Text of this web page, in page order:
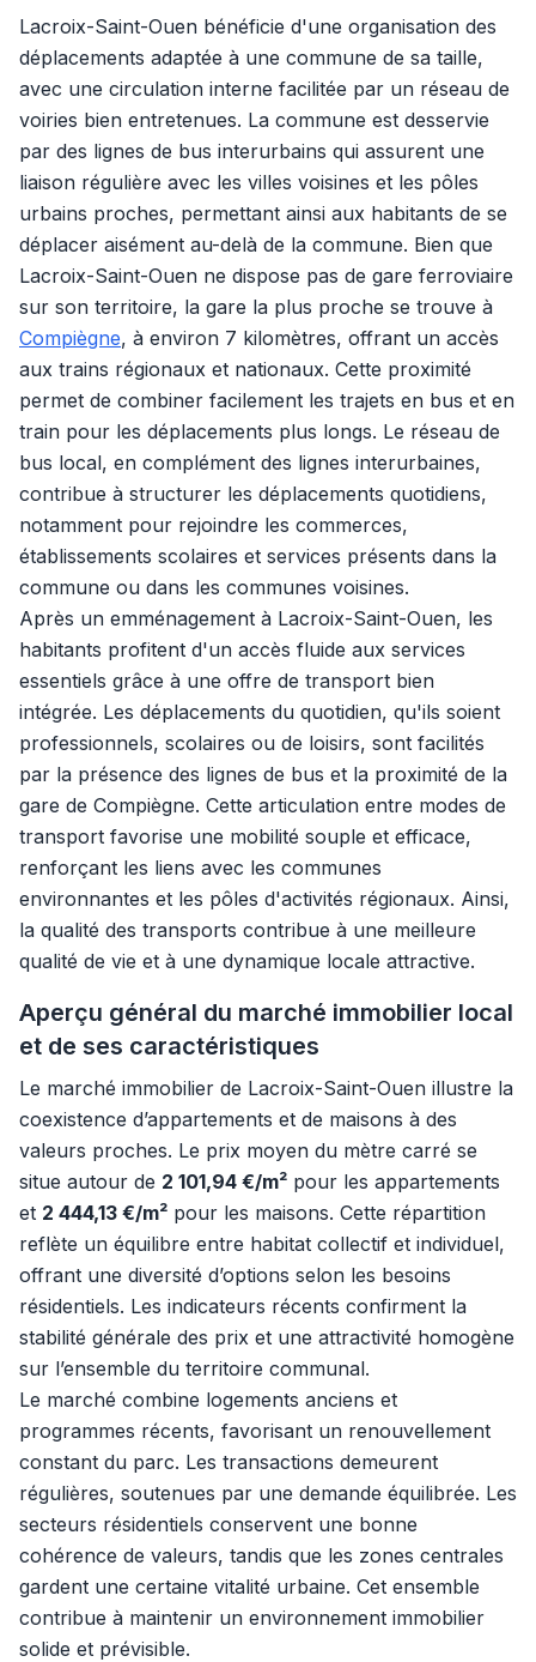
Lacroix-Saint-Ouen bénéficie d'une organisation des
déplacements adaptée à une commune de sa taille,
avec une circulation interne facilitée par un réseau de
voiries bien entretenues. La commune est desservie
par des lignes de bus interurbains qui assurent une
liaison régulière avec les villes voisines et les pôles
urbains proches, permettant ainsi aux habitants de se
déplacer aisément au-delà de la commune. Bien que
Lacroix-Saint-Ouen ne dispose pas de gare ferroviaire
sur son territoire, la gare la plus proche se trouve à
Compiègne, à environ 7 kilomètres, offrant un accès
aux trains régionaux et nationaux. Cette proximité
permet de combiner facilement les trajets en bus et en
train pour les déplacements plus longs. Le réseau de
bus local, en complément des lignes interurbaines,
contribue à structurer les déplacements quotidiens,
notamment pour rejoindre les commerces,
établissements scolaires et services présents dans la
commune ou dans les communes voisines.
Après un emménagement à Lacroix-Saint-Ouen, les
habitants profitent d'un accès fluide aux services
essentiels grâce à une offre de transport bien
intégrée. Les déplacements du quotidien, qu'ils soient
professionnels, scolaires ou de loisirs, sont facilités
par la présence des lignes de bus et la proximité de la
gare de Compiègne. Cette articulation entre modes de
transport favorise une mobilité souple et efficace,
renforçant les liens avec les communes
environnantes et les pôles d'activités régionaux. Ainsi,
la qualité des transports contribue à une meilleure
qualité de vie et à une dynamique locale attractive.
Aperçu général du marché immobilier local
et de ses caractéristiques
Le marché immobilier de Lacroix-Saint-Ouen illustre la
coexistence d’appartements et de maisons à des
valeurs proches. Le prix moyen du mètre carré se
situe autour de 2 101,94 €/m² pour les appartements
et 2 444,13 €/m² pour les maisons. Cette répartition
reflète un équilibre entre habitat collectif et individuel,
offrant une diversité d’options selon les besoins
résidentiels. Les indicateurs récents confirment la
stabilité générale des prix et une attractivité homogène
sur l’ensemble du territoire communal.
Le marché combine logements anciens et
programmes récents, favorisant un renouvellement
constant du parc. Les transactions demeurent
régulières, soutenues par une demande équilibrée. Les
secteurs résidentiels conservent une bonne
cohérence de valeurs, tandis que les zones centrales
gardent une certaine vitalité urbaine. Cet ensemble
contribue à maintenir un environnement immobilier
solide et prévisible.